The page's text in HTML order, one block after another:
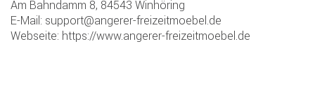
Am Bahndamm 8, 84543 Winhöring
E-Mail: support@angerer-freizeitmoebel.de
Webseite: https://www.angerer-freizeitmoebel.de